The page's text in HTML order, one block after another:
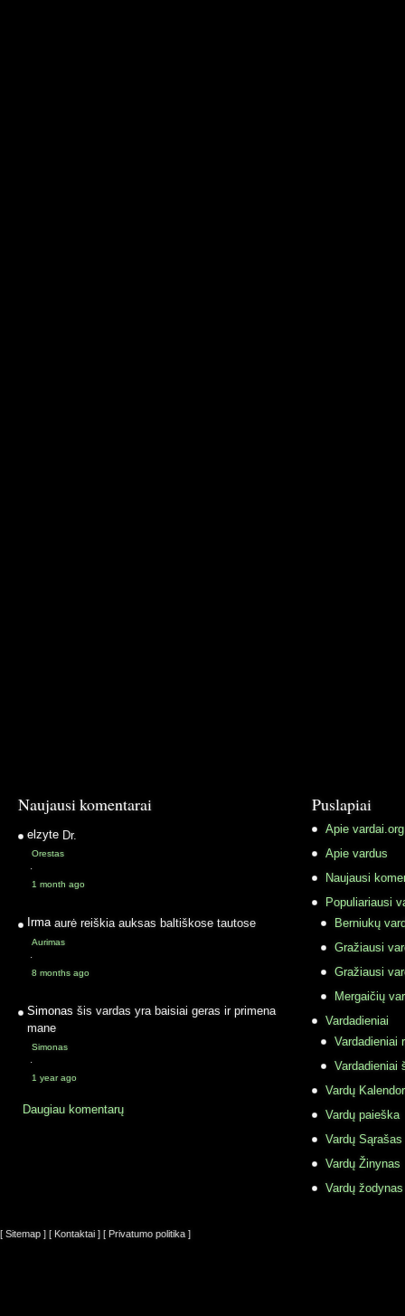
Naujausi komentarai
elzyte Dr.
Orestas
·
1 month ago
Irma aurė reiškia auksas baltiškose tautose
Aurimas
·
8 months ago
Simonas šis vardas yra baisiai geras ir primena
mane
Simonas
·
1 year ago
Daugiau komentarų
Puslapiai
Apie vardai.org
Apie vardus
Naujausi
Populiariausi
Berniukų
Gražiausi
Gražiausi
Mergaičių
Vardadieniai
Vardadieniai
Vardadieniai
Vardų
Vardų paieška
Vardų Sąrašas
Vardų Žinynas
Vardų
[ Sitemap ] [ Kontaktai ] [ Privatumo politika ]